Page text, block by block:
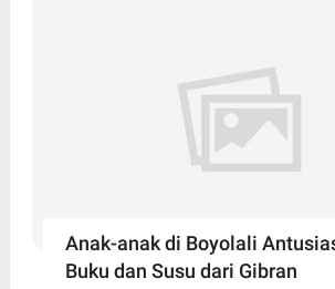
Anak-anak di Boyolali
Buku dan Susu dari Gibran